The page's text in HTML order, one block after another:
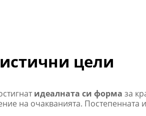
цели
идеалната си формаза
на очакванията. Постепенната